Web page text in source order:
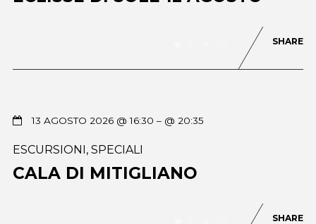
SHARE
13 AGOSTO 2026 @ 16:30 – @ 20:35
ESCURSIONI, SPECIALI
CALA DI MITIGLIANO
SHARE